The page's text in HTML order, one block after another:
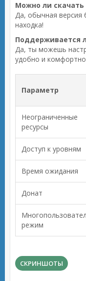
Можно ли скачать
Да, обычная версия
находка!
Поддерживается
Да, ты можешь
удобно и
Параметр
Неограниченные
ресурсы
Доступ к уровням
Время ожидания
Донат
режим
СКРИНШОТЫ